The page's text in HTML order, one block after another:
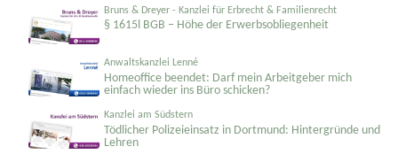
Bruns & Dreyer - Kanzlei für Erbrecht & Familienrecht
§ 1615l BGB – Höhe der Erwerbsobliegenheit
Anwaltskanzlei Lenné
Homeoffice beendet: Darf mein Arbeitgeber mich
einfach wieder ins Büro schicken?
Kanzlei am Südstern
Tödlicher Polizeieinsatz in Dortmund: Hintergründe und
Lehren